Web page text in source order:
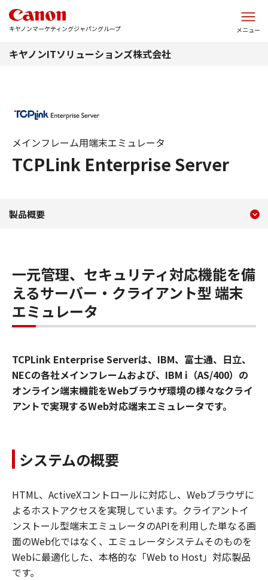
キヤノンマーケティングジャパングループ メニュー
キヤノンITソリューションズ株式会社
TCPLink Enterprise Server
メインフレーム用端末エミュレータ
メインフレーム用端末エ
製品概要
一元管理、セキュリティ対応機能を備
えるサーバー・クライアント型 端末
エミュレータ
TCPLink Enterprise Serverは、IBM、富士通、日立、
NECの各社メインフレームおよび、IBM i（AS/400）の
オンライン端末機能をWebブラウザ環境の様々なクライ
アントで実現するWeb対応端末エミュレータです。
システムの概要
HTML、ActiveXコントロールに対応し、Webブラウザに
よるホストアクセスを実現しています。クライアントイ
ンストール型端末エミュレータのAPIを利用した単なる画
面のWeb化ではなく、エミュレータシステムそのものを
Webに最適化した、本格的な「Web to Host」対応製品
です。